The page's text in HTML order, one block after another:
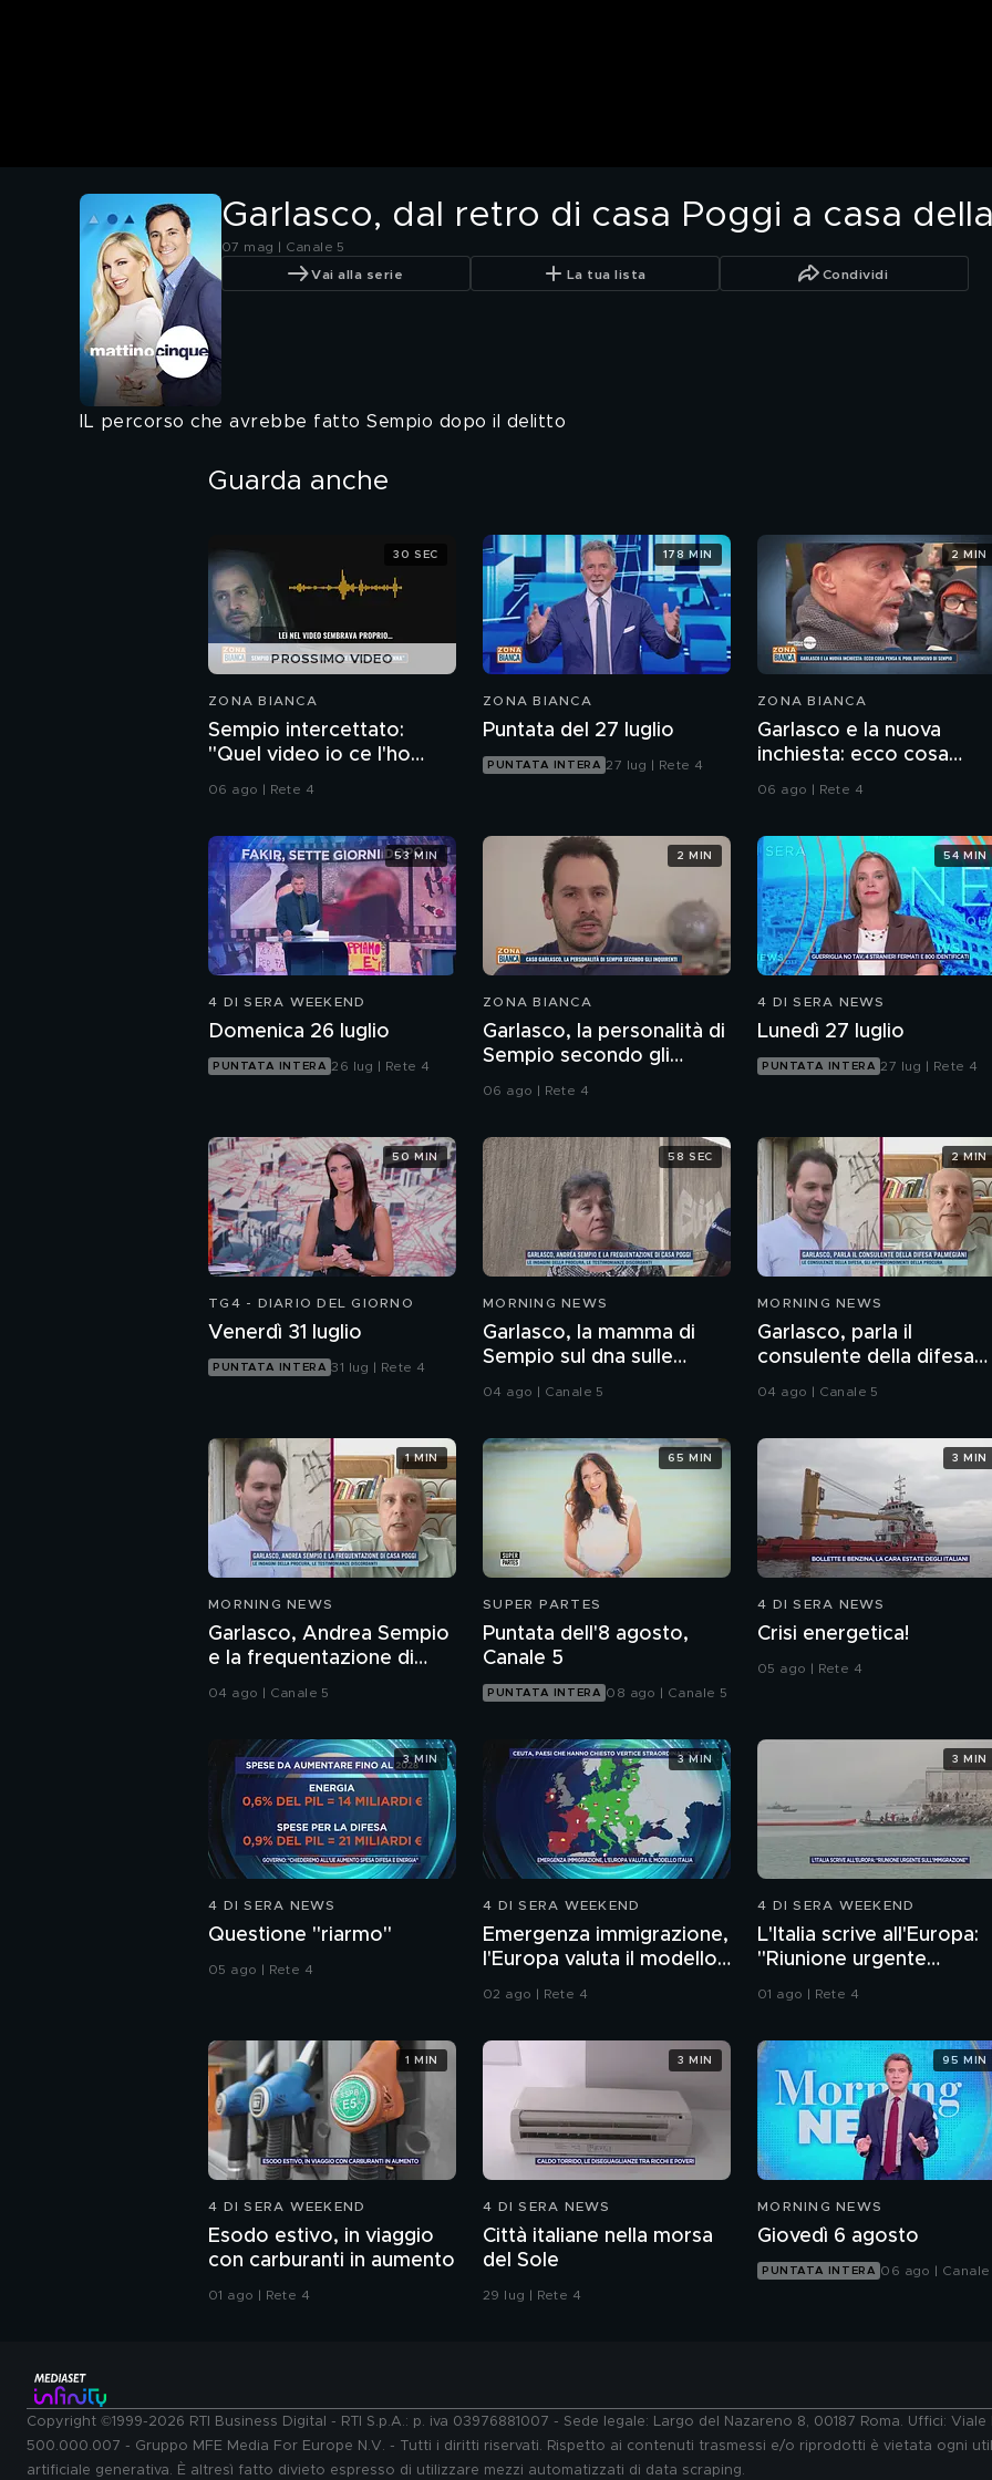
Garlasco, dal retro di casa Poggi a casa
07 mag | Canale 5
Vai alla serie La tua lista Condividi
IL percorso che avrebbe fatto Sempio dopo il delitto
Guarda anche
PROSSIMO VIDEO
ZONA BIANCA
Sempio intercettato:
"Quel video io ce l'ho
dentro la penna"
06 ago | Rete 4
30 SEC
ZONA BIANCA
Puntata del 27 luglio
PUNTATA INTERA 27 lug | Rete 4
178 MIN
ZONA BIANCA
Garlasco e la nuova
inchiesta: ecco cosa
pensa il pool difensivo di
06 ago | Rete 4
2 MIN
4 DI SERA WEEKEND
Domenica 26 luglio
PUNTATA INTERA 26 lug | Rete 4
53 MIN
ZONA BIANCA
Garlasco, la personalità di
Sempio secondo gli
inquirenti
06 ago | Rete 4
2 MIN
4 DI SERA NEWS
Lunedì 27 luglio
PUNTATA INTERA 27 lug | Rete 4
54 MIN
TG4 - DIARIO DEL GIORNO
Venerdì 31 luglio
PUNTATA INTERA 31 lug | Rete 4
50 MIN
MORNING NEWS
Garlasco, la mamma di
Sempio sul dna sulle
unghie di Chiara
04 ago | Canale 5
58 SEC
MORNING NEWS
Garlasco, parla il
consulente della difesa
Palmegiani
04 ago | Canale 5
2 MIN
MORNING NEWS
Garlasco, Andrea Sempio
e la frequentazione di
casa Poggi
04 ago | Canale 5
1 MIN
SUPER PARTES
Puntata dell'8 agosto,
Canale 5
PUNTATA INTERA 08 ago | Canale 5
65 MIN
4 DI SERA NEWS
Crisi energetica!
05 ago | Rete 4
3 MIN
4 DI SERA NEWS
Questione "riarmo"
05 ago | Rete 4
3 MIN
4 DI SERA WEEKEND
Emergenza immigrazione,
l'Europa valuta il modello
02 ago | Rete 4
3 MIN
4 DI SERA WEEKEND
L'Italia scrive all'Europa:
"Riunione urgente
sull'immigrazione"
01 ago | Rete 4
3 MIN
4 DI SERA WEEKEND
Esodo estivo, in viaggio
con carburanti in aumento
01 ago | Rete 4
1 MIN
4 DI SERA NEWS
Città italiane nella morsa
del Sole
29 lug | Rete 4
3 MIN
MORNING NEWS
Giovedì 6 agosto
PUNTATA INTERA 06 ago | Canale
95 MIN
Copyright ©1999-2026 RTI Business Digital - RTI S.p.A.: p. iva 03976881007 - Sede legale: Largo del Nazareno 8, 00187 Roma. Uffici:
500.000.007 - Gruppo MFE Media For Europe N.V. - Tutti i diritti riservati. Rispetto ai contenuti trasmessi e/o riprodotti è vietata ogni
artificiale generativa. È altresì fatto divieto espresso di utilizzare mezzi automatizzati di data scraping.